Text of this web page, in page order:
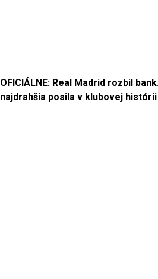
OFICIÁLNE: Real Madrid rozbil
najdrahšia posila v klubovej histórii